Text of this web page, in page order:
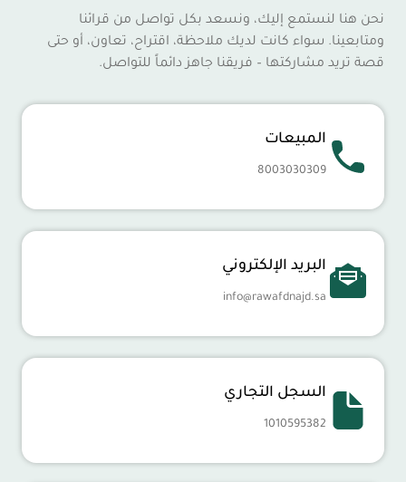
نحن هنا لنستمع إليك، ونسعد بكل تواصل من قرائنا
ومتابعينا. سواء كانت لديك ملاحظة، اقتراح، تعاون، أو حتى
قصة تريد مشاركتها – فريقنا جاهز دائماً للتواصل.
المبيعات
8003030309
البريد الإلكتروني
info@rawafdnajd.sa
السجل التجاري
1010595382